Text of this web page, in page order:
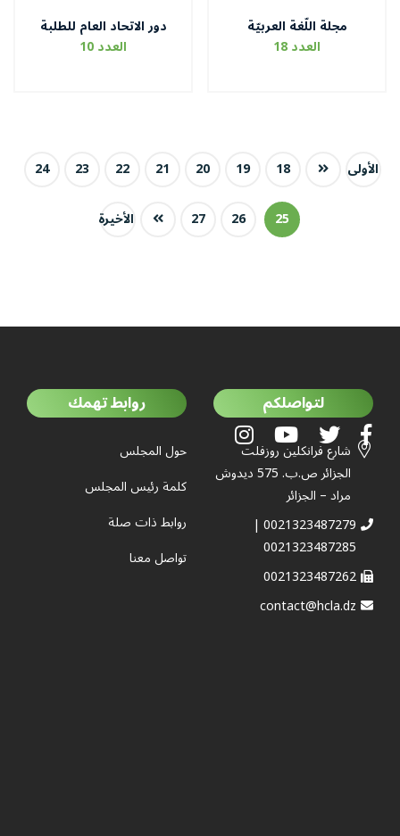
مجلة اللّغة العربيّة
العدد 18
دور الاتحاد العام للطلبة
الجزائريين
العدد 10
الأولى 18
19
20
21
22
23
24
25
26
27 الأخيرة
لتواصلكم
شارع فرانكلين روزفلت
الجزائر ص.ب. 575 ديدوش
مراد – الجزائر
0021323487279 |
0021323487285
0021323487262
contact@hcla.dz
روابط تهمك
حول المجلس
كلمة رئيس المجلس
روابط ذات صلة
تواصل معنا